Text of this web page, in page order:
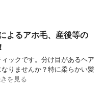
よるアホ毛、産後等の
ックです。分け目があるヘア
りませんか？特に柔らかい髪
を見る